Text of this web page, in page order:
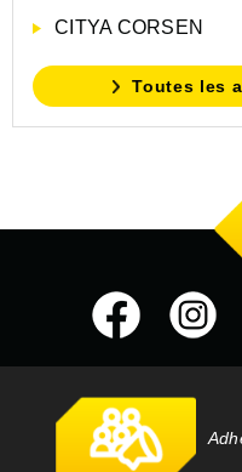
CITYA CORSEN
Toutes les